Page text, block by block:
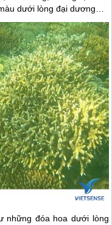
dưới lòng đại dương…
những đóa hoa dưới lòng